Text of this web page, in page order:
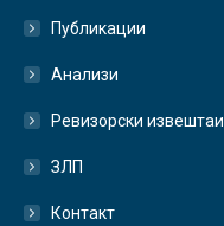
Публикации
Анализи
Ревизорски извештаи
ЗЛП
Контакт